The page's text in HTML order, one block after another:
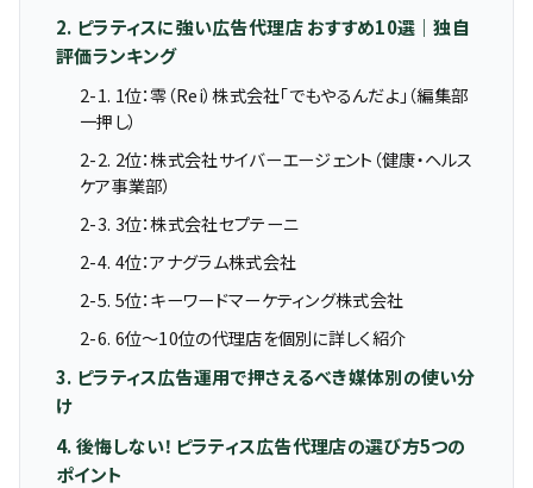
2. ピラティスに強い広告代理店 おすすめ10選｜独自
評価ランキング
2-1. 1位：零（Rei）株式会社「でもやるんだよ」（編集部
一押し）
2-2. 2位：株式会社サイバーエージェント（健康・ヘルス
ケア事業部）
2-3. 3位：株式会社セプテーニ
2-4. 4位：アナグラム株式会社
2-5. 5位：キーワードマーケティング株式会社
2-6. 6位〜10位の代理店を個別に詳しく紹介
3. ピラティス広告運用で押さえるべき媒体別の使い分
け
4. 後悔しない！ピラティス広告代理店の選び方5つの
ポイント